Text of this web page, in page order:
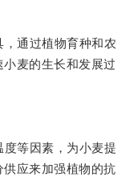
通过植物育种和农
麦的生长和发展过
等因素，为小麦提
应来加强植物的抗